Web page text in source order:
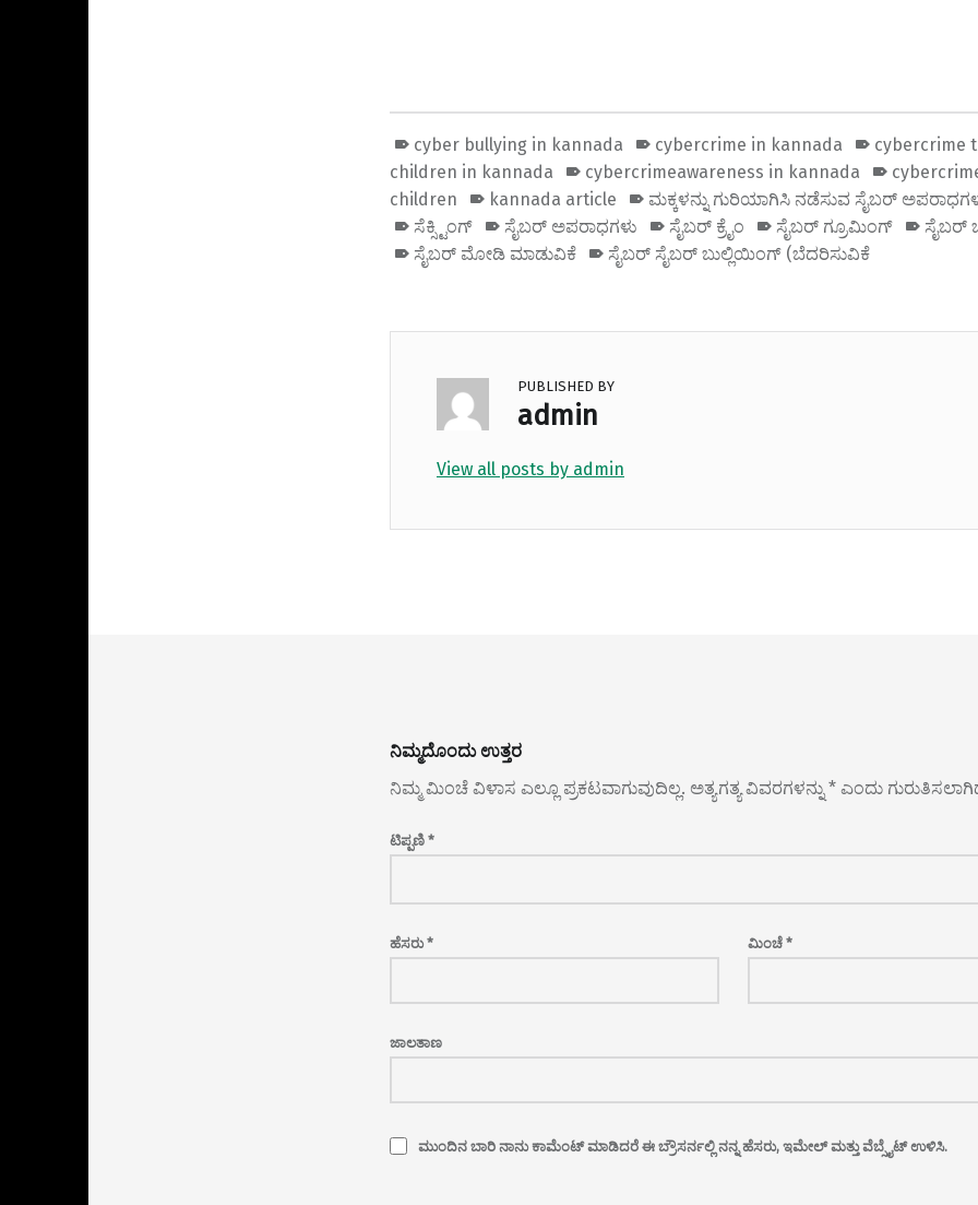
cyber bullying in kannada cybercrime in kannada
cybercrime
children in kannada
cybercrimeawareness in kannada
children
kannada article
ಮಕ್ಕಳನ್ನು ಗುರಿಯಾಗಿಸಿ ನಡೆಸುವ ಸೈಬರ್
ಸೆಕ್ಸ್ಟಿಂಗ್
ಸೈಬರ್ ಅಪರಾಧಗಳು ಸೈಬರ್ ಕ್ರೈಂ ಸೈಬರ್ ಗ್ರೂಮಿಂಗ್
ಸೈಬರ್
ಸೈಬರ್ ಮೋಡಿ ಮಾಡುವಿಕೆ
ಸೈಬರ್ ಸೈಬರ್ ಬುಲ್ಲಿಯಿಂಗ್ (ಬೆದರಿಸುವಿಕೆ
PUBLISHED BY
admin
View all posts by admin
Skip back to main navigation
ನಿಮ್ಮದೊಂದು ಉತ್ತರ
ನಿಮ್ಮ ಮಿಂಚೆ ವಿಳಾಸ ಎಲ್ಲೂ ಪ್ರಕಟವಾಗುವುದಿಲ್ಲ. ಅತ್ಯಗತ್ಯ ವಿವರಗಳನ್ನು * ಎಂದು
ಟಿಪ್ಪಣಿ *
ಹೆಸರು* ಮಿಂಚೆ *
ಜಾಲತಾಣ
ಮುಂದಿನ ಬಾರಿ ನಾನು ಕಾಮೆಂಟ್ ಮಾಡಿದರೆ ಈ ಬ್ರೌಸರ್ನಲ್ಲಿ ನನ್ನ ಹೆಸರು, ಇಮೇಲ್ ಮತ್ತು ವೆಬ್ಸೈಟ್ ಉಳಿಸಿ.